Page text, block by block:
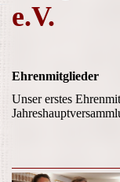
e.V.
Ehrenmitglieder
Unser erstes